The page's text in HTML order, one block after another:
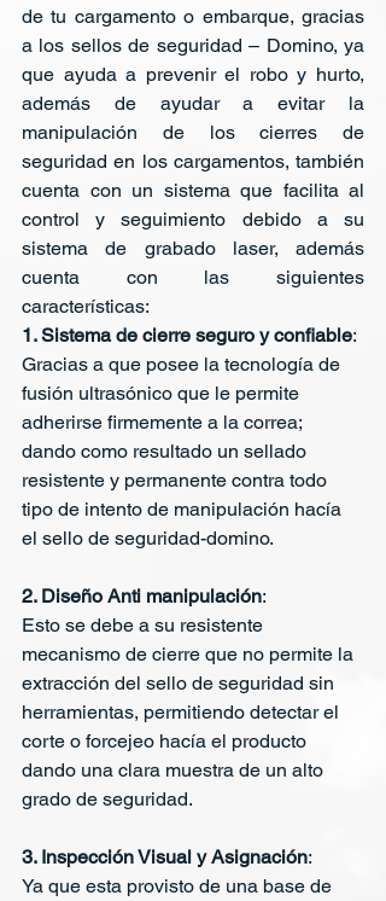
de tu cargamento o embarque, gracias
a los sellos de seguridad – Domino, ya
que ayuda a prevenir el robo y hurto,
además de ayudar a evitar la
manipulación de los cierres de
seguridad en los cargamentos, también
cuenta con un sistema que facilita al
control y seguimiento debido a su
sistema de grabado laser, además
cuenta con las siguientes
características:
1. Sistema de cierre seguro y confiable:
Gracias a que posee la tecnología de
fusión ultrasónico que le permite
adherirse firmemente a la correa;
dando como resultado un sellado
resistente y permanente contra todo
tipo de intento de manipulación hacía
el sello de seguridad-domino.
2. Diseño Anti manipulación:
Esto se debe a su resistente
mecanismo de cierre que no permite la
extracción del sello de seguridad sin
herramientas, permitiendo detectar el
corte o forcejeo hacía el producto
dando una clara muestra de un alto
grado de seguridad.
3. Inspección Visual y Asignación:
Ya que esta provisto de una base de